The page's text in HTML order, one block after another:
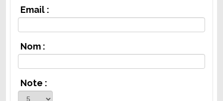
Email :
Nom :
Note :